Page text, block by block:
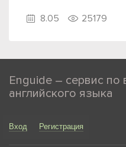
8.05 25179
Enguide – сервис по
английского языка
Вход Регистрация